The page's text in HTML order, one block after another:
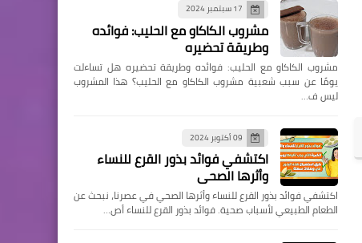
17 سبتمبر 2024
مشروب الكاكاو مع الحليب: فوائده
وطريقة تحضيره
مشروب الكاكاو مع الحليب: فوائده وطريقة تحضيره هل تساءلت
يومًا عن سبب شعبية مشروب الكاكاو مع الحليب؟ هذا المشروب
ليس ف…
09 أكتوبر 2024
اكتشفي فوائد بذور القرع للنساء
وأثرها الصحي
اكتشفي فوائد بذور القرع للنساء وأثرها الصحي في عصرنا، نبحث عن
الطعام الطبيعي لأسباب صحية. فوائد بذور القرع للنساء أص…